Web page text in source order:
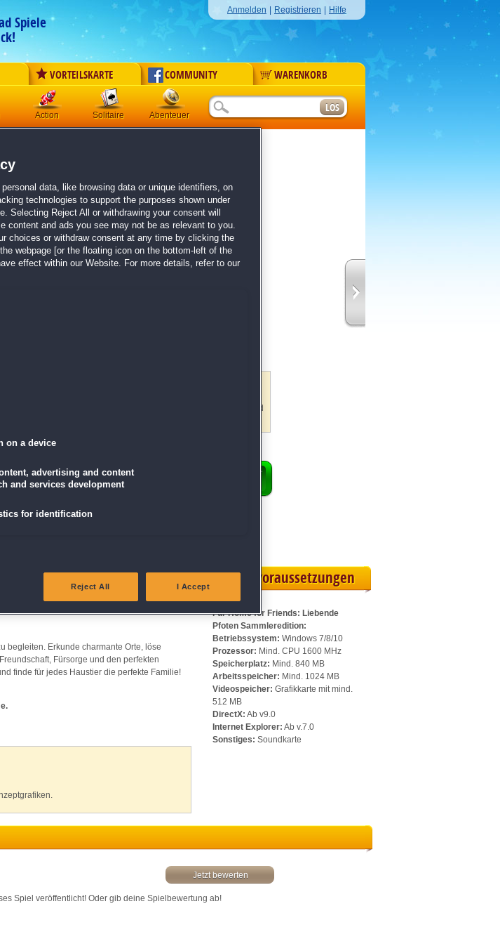
Spiele
Anmelden Registrieren Hilfe
VORTEILSKARTE COMMUNITY WARENKORB
Action Solitaire Abenteuer
for Friends:
Home for Friends: Loving Paws Collector's Edition
Domini Games
von 1 Mitglied
| Größe: 524.2 MB
Zugang zu exklusiven Extras wie Musik, Hintergrundbildern und
jetzt herunter und
IN DEN WARENKORB
begleiten. Erkunde charmante Orte, löse
Fürsorge und den perfekten
finde für jedes Haustier die perfekte Familie!
Systemvoraussetzungen
Für Home for Friends: Liebende
Pfoten Sammleredition:
Betriebssystem: Windows 7/8/10
Prozessor: Mind. CPU 1600 MHz
Speicherplatz: Mind. 840 MB
Arbeitsspeicher: Mind. 1024 MB
Videospeicher: Grafikkarte mit mind.
512 MB
DirectX: Ab v9.0
Internet Explorer: Ab v.7.0
Sonstiges: Soundkarte
Jetzt bewerten
Spiel veröffentlicht! Oder gib deine Spielbewertung ab!
data, like browsing data or unique identifiers, on
technologies to support the purposes shown under
Selecting Reject All or withdrawing your consent will
content and ads you see may not be as relevant to you.
choices or withdraw consent at any time by clicking the
webpage [or the floating icon on the bottom-left of the
effect within our Website. For more details, refer to our
on a device
advertising and content
and services development
for identification
fraud, and fix errors
data sources
Reject All I Accept